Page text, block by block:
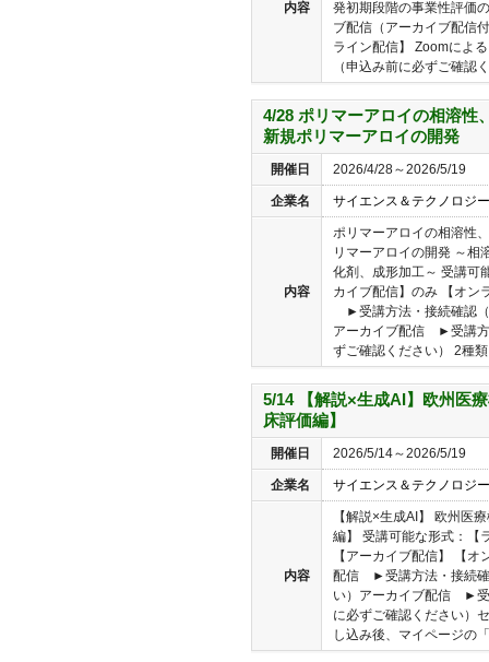
内容
発初期段階の事業性評価
ブ配信（アーカイブ配信
ライン配信】 Zoomによ
（申込み前に必ずご確認
4/28 ポリマーアロイの相溶性
新規ポリマーアロイの開発
開催日 2026/4/28～2026/5/19
企業名 サイエンス＆テクノロジ
内容
ポリマーアロイの相溶性
リマーアロイの開発 ～相
化剤、成形加工～ 受講可
カイブ配信】のみ 【オン
►受講方法・接続確認
アーカイブ配信 ►受講方
ずご確認ください） 2種
5/14 【解説×生成AI】欧州医
床評価編】
開催日 2026/5/14～2026/5/19
企業名 サイエンス＆テクノロジ
内容
【解説×生成AI】 欧州医
編】 受講可能な形式：【
【アーカイブ配信】 【
配信 ►受講方法・接続確
い）アーカイブ配信 ►受
に必ずご確認ください）
し込み後、マイページの